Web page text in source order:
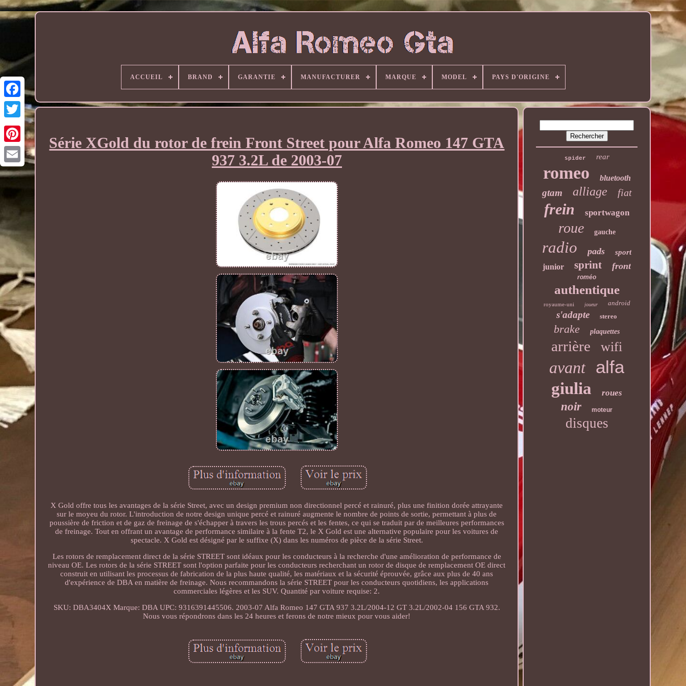
ACCUEIL BRAND GARANTIE MANUFACTURER MARQUE MODEL PAYS D'ORIGINE
Série XGold du rotor de frein Front Street pour Alfa Romeo 147 GTA
937 3.2L de 2003-07
X Gold offre tous les avantages de la série Street, avec un design premium non directionnel percé et rainuré, plus une finition dorée attrayante
sur le moyeu du rotor. L'introduction de notre design unique percé et rainuré augmente le nombre de points de sortie, permettant à plus de
poussière de friction et de gaz de freinage de s'échapper à travers les trous percés et les fentes, ce qui se traduit par de meilleures performances
de freinage. Tout en offrant un avantage de performance similaire à la fente T2, le X Gold est une alternative populaire pour les voitures de
spectacle. X Gold est désigné par le suffixe (X) dans les numéros de pièce de la série Street.
Les rotors de remplacement direct de la série STREET sont idéaux pour les conducteurs à la recherche d'une amélioration de performance de
niveau OE. Les rotors de la série STREET sont l'option parfaite pour les conducteurs recherchant un rotor de disque de remplacement OE direct
construit en utilisant les processus de fabrication de la plus haute qualité, les matériaux et la sécurité éprouvée, grâce aux plus de 40 ans
d'expérience de DBA en matière de freinage. Nous recommandons la série STREET pour les conducteurs quotidiens, les applications
commerciales légères et les SUV. Quantité par voiture requise: 2.
SKU: DBA3404X Marque: DBA UPC: 9316391445506. 2003-07 Alfa Romeo 147 GTA 937 3.2L/2004-12 GT 3.2L/2002-04 156 GTA 932.
Nous vous répondrons dans les 24 heures et ferons de notre mieux pour vous aider!
spider rear
romeo bluetooth
gtam alliage fiat
frein sportwagon
roue gauche
radio pads sport
junior sprint front
roméo
authentique
royaume-uni joueur android
s'adapte stereo
brake plaquettes
arrière wifi
avant alfa
giulia roues
noir moteur
disques